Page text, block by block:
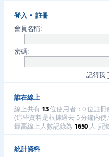
登入 • 註冊
會員名稱:
密碼:
記得我
誰在線上
線上共有 13位使用者：0 位註冊
(這些資料是根據過去 5 分鐘內
最高線上人數記錄為 1650 人 [記
統計資料